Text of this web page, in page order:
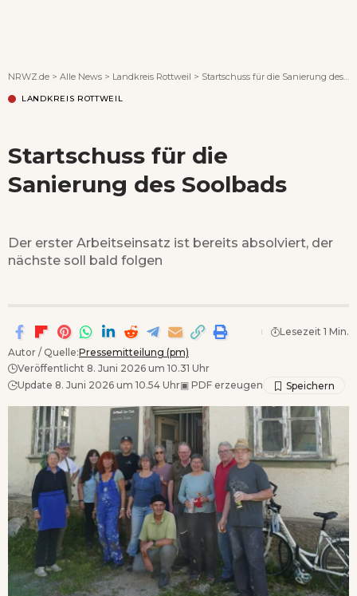
NRWZ.de > Alle News > Landkreis Rottweil > Startschuss für die Sanierung des Soolbads
LANDKREIS ROTTWEIL
Startschuss für die
Sanierung des Soolbads
Der erster Arbeitseinsatz ist bereits absolviert, der
nächste soll bald folgen
Autor / Quelle:Pressemitteilung (pm)
Veröffentlicht 8. Juni 2026 um 10.31 Uhr
Update 8. Juni 2026 um 10.54 Uhr▣ PDF erzeugen
Lesezeit 1 Min.